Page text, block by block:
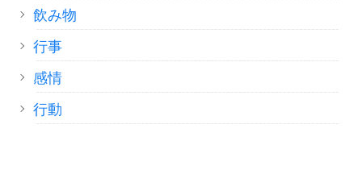
飲み物
行事
感情
行動